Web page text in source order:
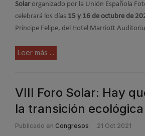
Solarorganizado por la Unión Española
celebrará los días 15 y 16 de octubre de
Príncipe Felipe, del Hotel Marriott
Leer más ...
VIII Foro Solar: Hay
la transición ecológica
Publicado en Congresos 21 Oct 2021